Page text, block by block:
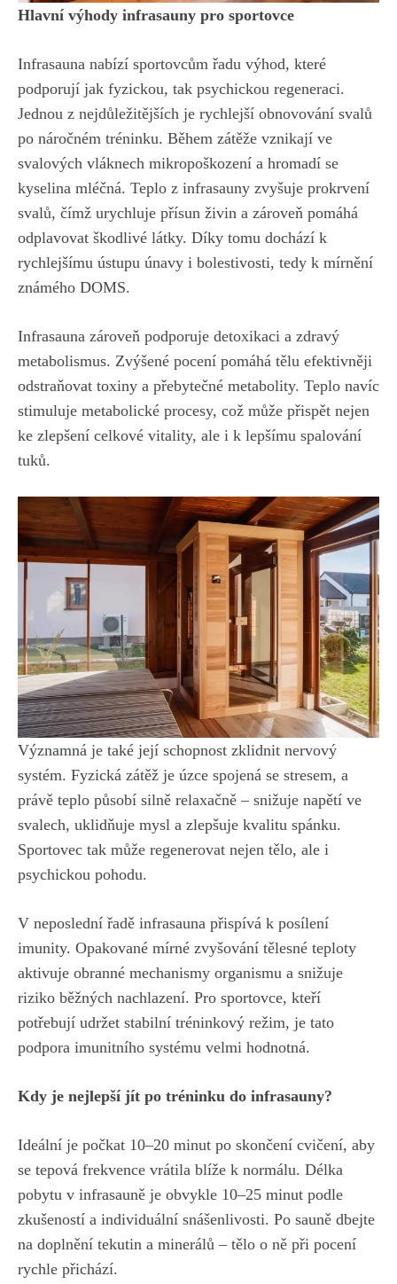
Hlavní výhody infrasauny pro sportovce
Infrasauna nabízí sportovcům řadu výhod, které
podporují jak fyzickou, tak psychickou regeneraci.
Jednou z nejdůležitějších je rychlejší obnovování svalů
po náročném tréninku. Během zátěže vznikají ve
svalových vláknech mikropoškození a hromadí se
kyselina mléčná. Teplo z infrasauny zvyšuje prokrvení
svalů, čímž urychluje přísun živin a zároveň pomáhá
odplavovat škodlivé látky. Díky tomu dochází k
rychlejšímu ústupu únavy i bolestivosti, tedy k mírnění
známého DOMS.
Infrasauna zároveň podporuje detoxikaci a zdravý
metabolismus. Zvýšené pocení pomáhá tělu efektivněji
odstraňovat toxiny a přebytečné metabolity. Teplo navíc
stimuluje metabolické procesy, což může přispět nejen
ke zlepšení celkové vitality, ale i k lepšímu spalování
tuků.
Významná je také její schopnost zklidnit nervový
systém. Fyzická zátěž je úzce spojená se stresem, a
právě teplo působí silně relaxačně – snižuje napětí ve
svalech, uklidňuje mysl a zlepšuje kvalitu spánku.
Sportovec tak může regenerovat nejen tělo, ale i
psychickou pohodu.
V neposlední řadě infrasauna přispívá k posílení
imunity. Opakované mírné zvyšování tělesné teploty
aktivuje obranné mechanismy organismu a snižuje
riziko běžných nachlazení. Pro sportovce, kteří
potřebují udržet stabilní tréninkový režim, je tato
podpora imunitního systému velmi hodnotná.
Kdy je nejlepší jít po tréninku do infrasauny?
Ideální je počkat 10–20 minut po skončení cvičení, aby
se tepová frekvence vrátila blíže k normálu. Délka
pobytu v infrasauně je obvykle 10–25 minut podle
zkušeností a individuální snášenlivosti. Po sauně dbejte
na doplnění tekutin a minerálů – tělo o ně při pocení
rychle přichází.